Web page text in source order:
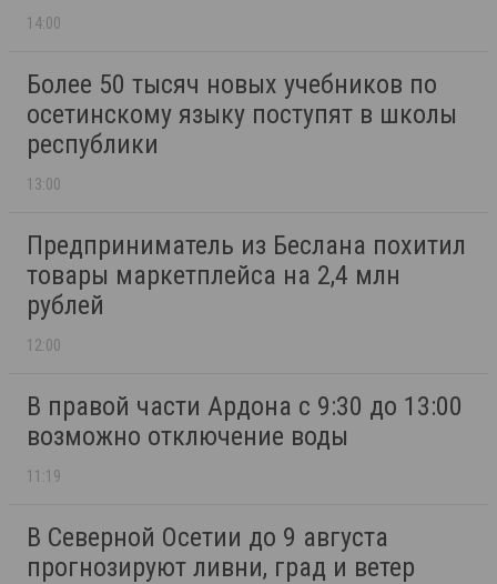
14:00
Более 50 тысяч новых учебников по
осетинскому языку поступят в школы
республики
13:00
Предприниматель из Беслана похитил
товары маркетплейса на 2,4 млн
рублей
12:00
В правой части Ардона с 9:30 до 13:00
возможно отключение воды
11:19
В Северной Осетии до 9 августа
прогнозируют ливни, град и ветер